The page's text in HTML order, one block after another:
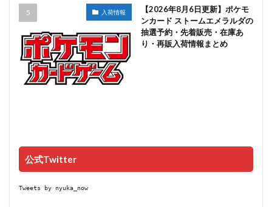
入荷情報
【2026年8月6日更新】ポケモ
ンカード ストームエメラルダの
抽選予約・先着販売・在庫あ
り・再販入荷情報まとめ
公式Twitter
Tweets by nyuka_now